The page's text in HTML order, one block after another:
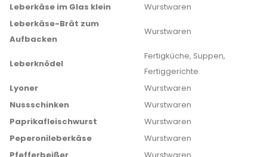
Leberkäse im Glas klein
Wurstwaren
Leberkäse-Brät zum
Aufbacken
Wurstwaren
Leberknödel
Fertigküche, Suppen,
Fertiggerichte
Lyoner
Wurstwaren
Nussschinken
Wurstwaren
Paprikafleischwurst
Wurstwaren
Peperonileberkäse
Wurstwaren